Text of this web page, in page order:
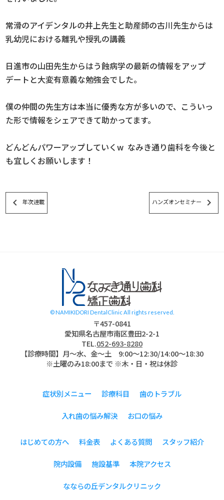
常滑のアイデンタルの井上先生と助産師の古川先生からは
乳幼児における離乳や授乳の講義
日進市の山田先生からはう蝕病学の最新の情報をアップ
デートと大変有意義な勉強会でした。
僕の仲間の先生方は本当に優秀な方が多いので、こういっ
た形で情報をシェアできて助かってます。
どんどんパワーアップしていくw なみき通り歯科を今後と
も宜しくお願いします！
keyboard_arrow_left 年次連載 ハンズオンセミナー keyboard_arrow_right
© NAMIKIDORI DentalClinic All rights reserved.
〒457-0841
愛知県名古屋市南区豊田2-2-1
TEL.052-693-8280
【診療時間】月〜水、金～土 9:00〜12:30/14:00～18:30
※土曜のみ18:00まで ※木・日・祝は休診
症状別メニュー 診療科目 歯のトラブル
入れ歯の悩み解決 お口の悩み
はじめての方へ 料金表 よくある質問 スタッフ紹介
院内設備 施設基準 本院アクセス
なならの丘デンタルクリニック